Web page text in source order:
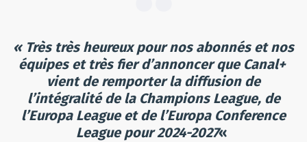
« Très très heureux pour nos abonnés et nos
équipes et très fier d’annoncer que Canal+
vient de remporter la diffusion de
l’intégralité de la Champions League, de
l’Europa League et de l’Europa Conference
League pour 2024-2027«